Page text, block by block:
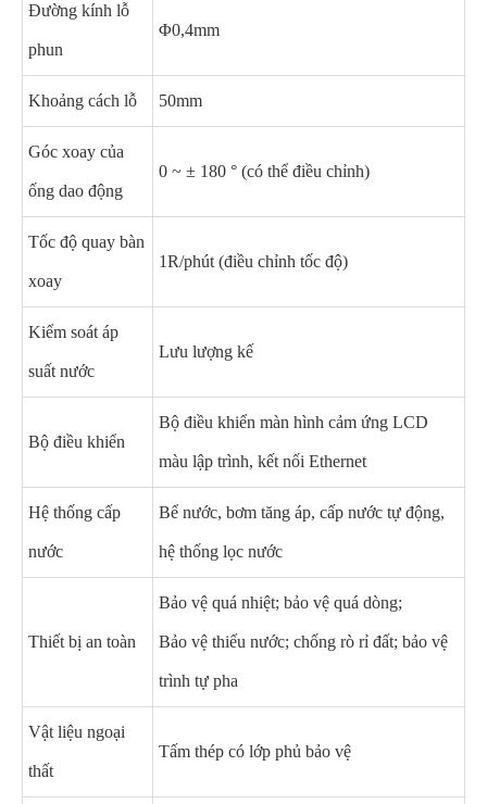
Đường kính lỗ
phun
Φ0,4mm
Khoảng cách lỗ 50mm
Góc xoay của
ống dao động
0 ~ ± 180 ° (có thể điều chỉnh)
Tốc độ quay bàn
xoay
1R/phút (điều chỉnh tốc độ)
Kiểm soát áp
suất nước
Lưu lượng kế
Bộ điều khiển
Bộ điều khiển màn hình cảm ứng LCD
màu lập trình, kết nối Ethernet
Hệ thống cấp
nước
Bể nước, bơm tăng áp, cấp nước tự động,
hệ thống lọc nước
Thiết bị an toàn
Bảo vệ quá nhiệt; bảo vệ quá dòng;
Bảo vệ thiếu nước; chống rò rỉ đất; bảo vệ
trình tự pha
Vật liệu ngoại
thất
Tấm thép có lớp phủ bảo vệ